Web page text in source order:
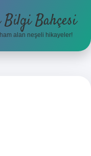
Bilgi Bahçesi
alan neşeli hikayeler!